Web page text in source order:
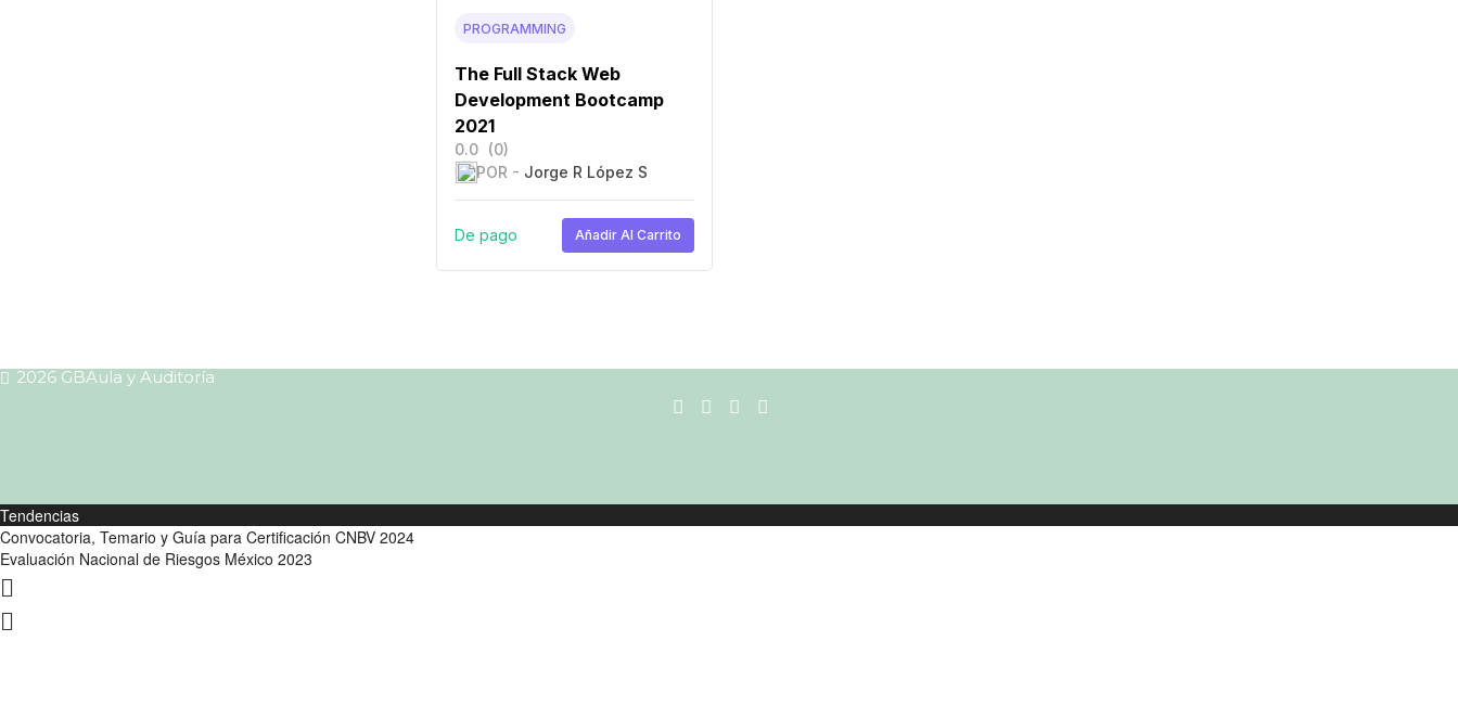
PROGRAMMING
The Full Stack Web
Development Bootcamp
2021
0.0 (0)
POR - Jorge R López S
De pago Añadir Al Carrito
2026 GBAula y Auditoría
Tendencias
Convocatoria, Temario y Guía para Certificación CNBV 2024
Evaluación Nacional de Riesgos México 2023